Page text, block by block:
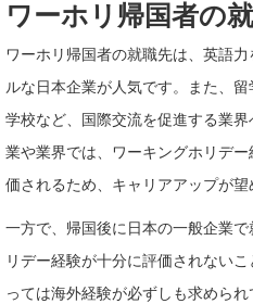
ワーホリ帰国者の
ワーホリ帰国者の就職先は、英語
ルな日本企業が人気です。また、
学校など、国際交流を促進する業
業や業界では、ワーキングホリデ
価されるため、キャリアアップが望
一方で、帰国後に日本の一般企業
リデー経験が十分に評価されない
っては海外経験が必ずしも求めら